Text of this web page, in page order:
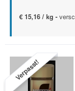
€ 15,16 / kg -
Verpasst!